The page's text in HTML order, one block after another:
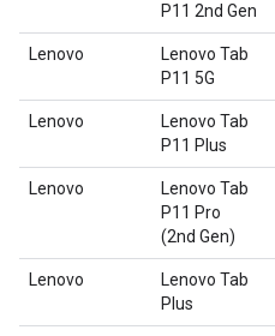
P11 2nd Gen
Lenovo
Lenovo Tab
P11 5G
Lenovo
Lenovo Tab
P11 Plus
Lenovo
Lenovo Tab
P11 Pro
(2nd Gen)
Lenovo
Lenovo Tab
Plus